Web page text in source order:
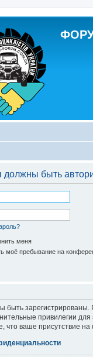
быть
меня
моё пребывание на
зарегистрированы.
привилегии
ваше присутствие на